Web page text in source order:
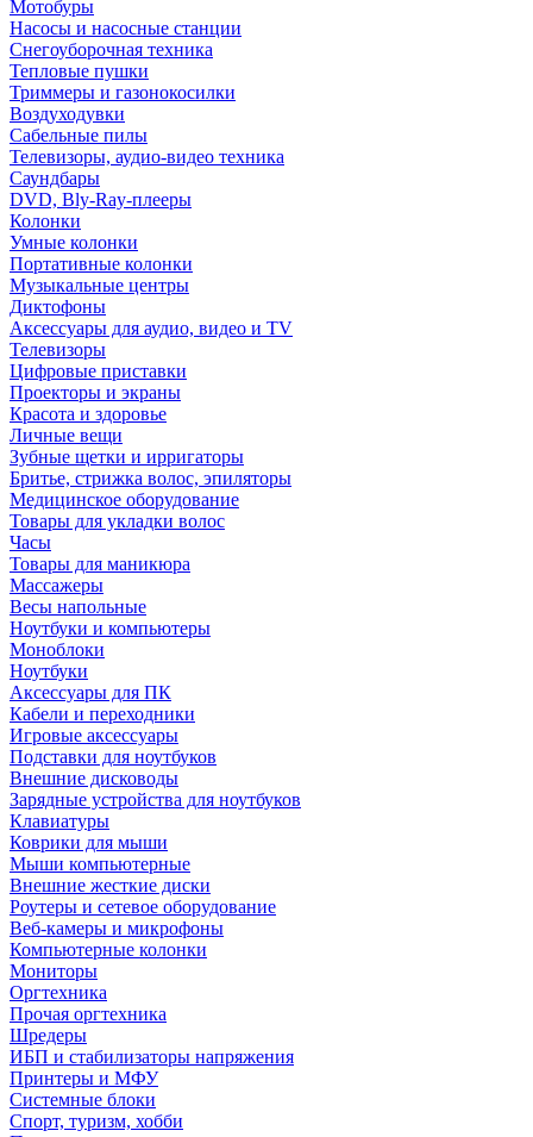
Мотобуры
Насосы и насосные станции
Снегоуборочная техника
Тепловые пушки
Триммеры и газонокосилки
Воздуходувки
Сабельные пилы
Телевизоры, аудио-видео техника
Саундбары
DVD, Bly-Ray-плееры
Колонки
Умные колонки
Портативные колонки
Музыкальные центры
Диктофоны
Аксессуары для аудио, видео и TV
Телевизоры
Цифровые приставки
Проекторы и экраны
Красота и здоровье
Личные вещи
Зубные щетки и ирригаторы
Бритье, стрижка волос, эпиляторы
Медицинское оборудование
Товары для укладки волос
Часы
Товары для маникюра
Массажеры
Весы напольные
Ноутбуки и компьютеры
Моноблоки
Ноутбуки
Аксессуары для ПК
Кабели и переходники
Игровые аксессуары
Подставки для ноутбуков
Внешние дисководы
Зарядные устройства для ноутбуков
Клавиатуры
Коврики для мыши
Мыши компьютерные
Внешние жесткие диски
Роутеры и сетевое оборудование
Веб-камеры и микрофоны
Компьютерные колонки
Мониторы
Оргтехника
Прочая оргтехника
Шредеры
ИБП и стабилизаторы напряжения
Принтеры и МФУ
Системные блоки
Спорт, туризм, хобби